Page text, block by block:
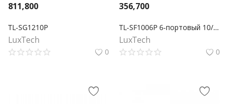
811,800
TL-SG1210P
LuxTech
0
356,700
TL-SF1006P 6-портовый 10/100 Мбит/с настольный коммутатор с 4 портами PoE+
LuxTech
0